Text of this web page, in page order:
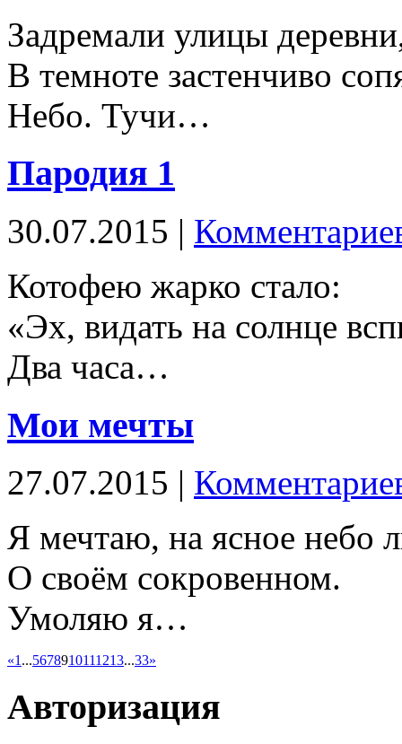
Задремали улицы
В темноте застенчиво
Небо. Тучи…
Пародия 1
30.07.2015 |
Котофею жарко стало:
«Эх, видать на солнце
Два часа…
Мои мечты
27.07.2015 |
Я мечтаю, на ясное небо
О своём сокровенном.
Умоляю я…
«1 ...5678910111213...33»
Авторизация